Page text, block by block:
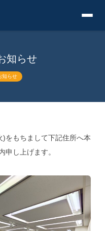
知らせ
知らせ
をもちまして下記住所へ本
申し上げます。